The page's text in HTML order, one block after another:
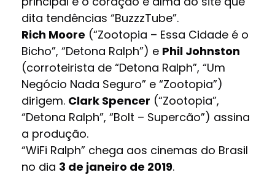
dita tendências “BuzzzTube”.
Rich Moore (“Zootopia – Essa Cidade é o
Bicho”, “Detona Ralph”) e Phil Johnston
(corroteirista de “Detona Ralph”, “Um
Negócio Nada Seguro” e “Zootopia”)
dirigem. Clark Spencer (“Zootopia”,
“Detona Ralph”, “Bolt – Supercão”) assina
a produção.
“WiFi Ralph” chega aos cinemas do Brasil
no dia 3 de janeiro de 2019.